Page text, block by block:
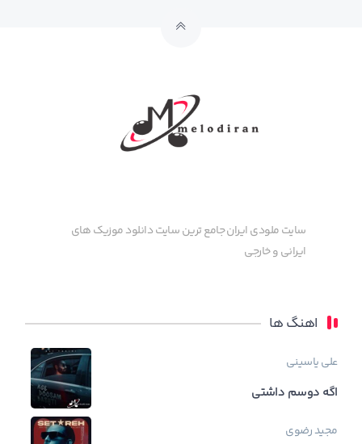
سایت ملودی ایران جامع ترین سایت دانلود موزیک های
ایرانی و خارجی
اهنگ ها
علی یاسینی
اگه دوسم داشتی
مجید رضوی